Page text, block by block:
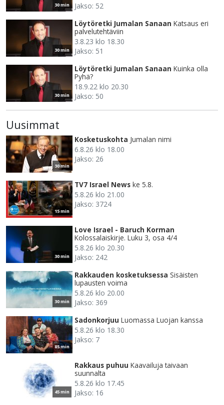
30 min
Jakso: 52
30 min
Löytöretki Jumalan Sanaan Katsaus eri
palvelutehtäviin
3.8.23 klo 18.30
Jakso: 51
30 min
Löytöretki Jumalan Sanaan Kuinka olla
Pyhä?
18.9.22 klo 20.30
Jakso: 50
Uusimmat
30 min
Kosketuskohta Jumalan nimi
6.8.26 klo 18.00
Jakso: 26
15 min
TV7 Israel News ke 5.8.
5.8.26 klo 21.00
Jakso: 3724
30 min
Love Israel - Baruch Korman
Kolossalaiskirje. Luku 3, osa 4/4
5.8.26 klo 20.30
Jakso: 242
30 min
Rakkauden kosketuksessa Sisäisten
lupausten voima
5.8.26 klo 20.00
Jakso: 369
85 min
Sadonkorjuu Luomassa Luojan kanssa
5.8.26 klo 18.30
Jakso: 7
45 min
Rakkaus puhuu Kaavailuja taivaan
suunnalta
5.8.26 klo 17.45
Jakso: 16